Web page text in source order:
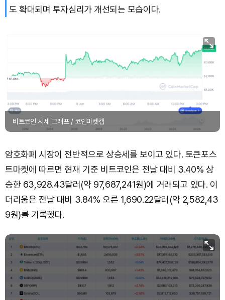
도 확대되며 투자심리가 개선되는 모습이다.
비트코인 시세 그래프 / 코인마켓캡
암호화폐 시장이 전반적으로 상승세를 보이고 있다. 토큰포스
트마켓에 따르면 현재 기준 비트코인은 전날 대비 3.40% 상
승한 63,928.43달러(약 97,687,241원)에 거래되고 있다. 이
더리움은 전날 대비 3.84% 오른 1,690.22달러(약 2,582,43
9원)를 기록했다.